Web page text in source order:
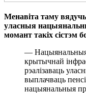
Менавіта таму
уласныя
момант такіх сістэм
— Нацыянальныя
крытычнай
рэалізаваць
выплачваць
нацыянальныя